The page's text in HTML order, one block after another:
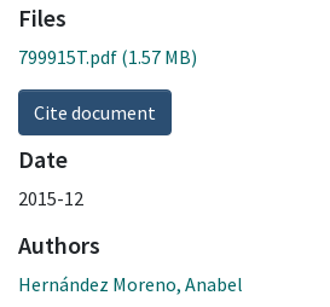
Files
799915T.pdf (1.57 MB)
Cite document
Date
2015-12
Authors
Hernández Moreno, Anabel